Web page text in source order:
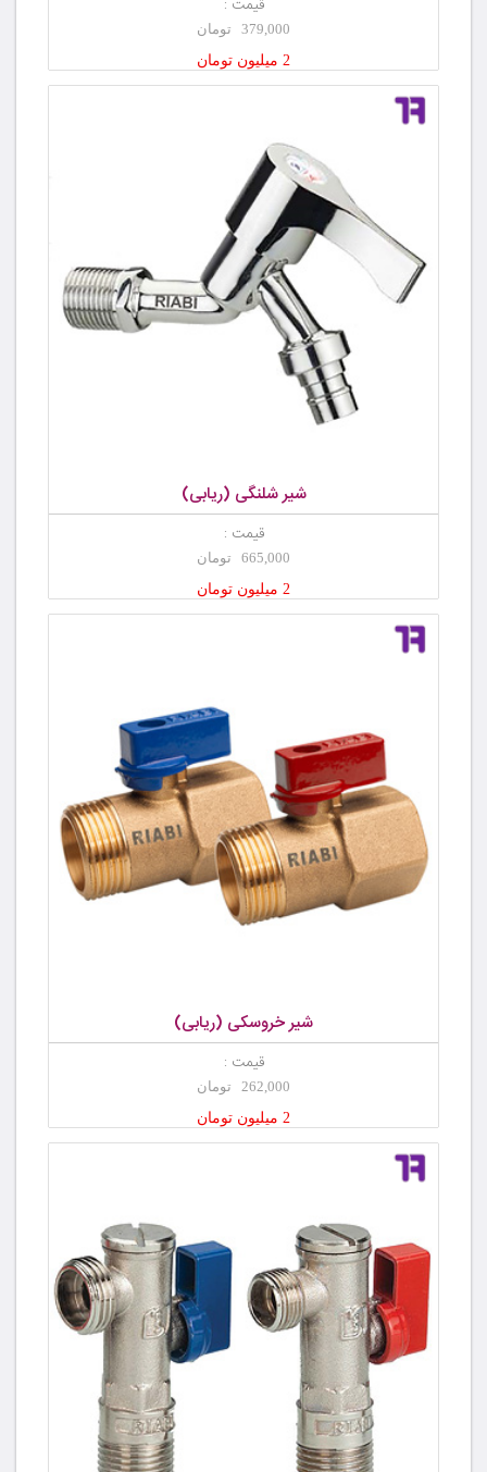
قیمت :
379,000 تومان
2 میلیون تومان
شیر شلنگی (ریابی)
قیمت :
665,000 تومان
2 میلیون تومان
شیر خروسکی (ریابی)
قیمت :
262,000 تومان
2 میلیون تومان